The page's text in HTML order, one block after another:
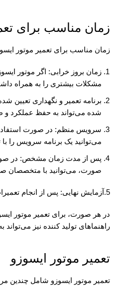
زمان مناسب برای
زمان مناسب برای تعمیر موتور
زمان بروز خرابی: اگر موتور
مشکلات بیشتری را به همراه
برنامه تعمیر و نگهداری تعیین
شده می‌تواند به حفظ عملکرد و
سرویس منظم: در صورت استفاده
می‌توانید یک برنامه سرویس را
پس از مدت زمان مشخص: در
صورت، می‌توانید با متخصصان
5.آزمایش نهایی: پس از انجام تعمیرات، یک آزمایش نهایی روی موتور ایسوزو انجام دهید. این آزمایش شامل بررسی عملکرد موتور، تنظیمات صحیح و بررسی علایم خرابی مجدد است.
در هر صورت، برای تعمیر موتور
راهنماهای تولید کننده نیز
تعمیر موتور ایسوزو
تعمیر موتور ایسوزو شامل چندین